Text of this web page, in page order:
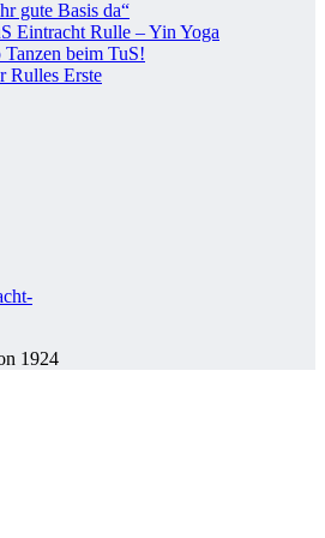
gute Basis da“
Eintracht Rulle – Yin Yoga
beim TuS!
Rulles Erste
1924